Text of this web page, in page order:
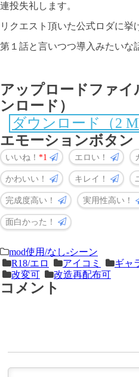
連投失礼します。
リクエスト頂いた公式ロダに挙
第１話と言いつつ導入みたいな
アップロードファ
ンロード）
ダウンロード（2
エモーションボタン
いいね！ 1 エロい！
かわいい！ キレイ！
完成度高い！ 実用性高い！
面白かった！
＜
次
の
前
の
記
mod使用/なし-シーン
R18/エロ
アイコミ ギャ
改変可
改造再配布可
コメント